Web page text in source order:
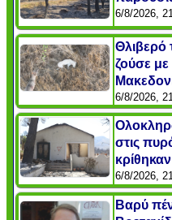
6/8/2026,
Θλιβερό
ζούσε
6/8/2026,
στις
6/8/2026,
Βαρύ